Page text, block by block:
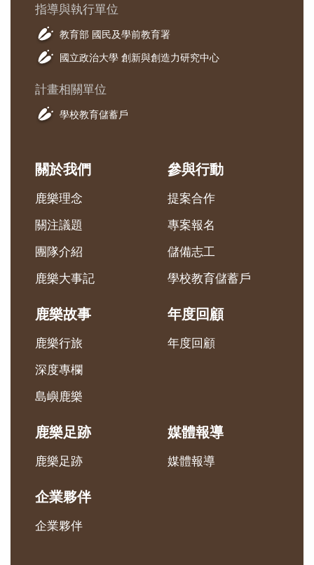
指導與執行單位
教育部 國民及學前教育署
國立政治大學 創新與創造力研究中心
計畫相關單位
學校教育儲蓄戶
關於我們
鹿樂理念
關注議題
團隊介紹
鹿樂大事記
參與行動
提案合作
專案報名
儲備志工
學校教育儲蓄戶
鹿樂故事
鹿樂行旅
深度專欄
島嶼鹿樂
年度回顧
年度回顧
鹿樂足跡
鹿樂足跡
媒體報導
媒體報導
企業夥伴
企業夥伴